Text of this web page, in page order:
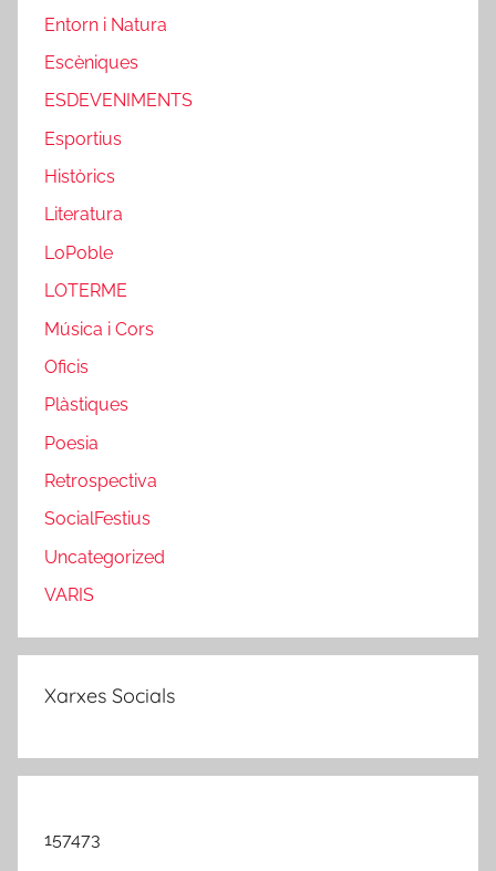
Entorn i Natura
Escèniques
ESDEVENIMENTS
Esportius
Històrics
Literatura
LoPoble
LOTERME
Música i Cors
Oficis
Plàstiques
Poesia
Retrospectiva
SocialFestius
Uncategorized
VARIS
Xarxes Socials
157473